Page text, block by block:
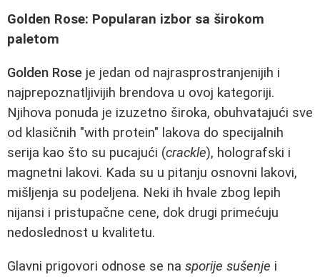
Golden Rose: Popularan izbor sa širokom
paletom
Golden Rose je jedan od najrasprostranjenijih i
najprepoznatljivijih brendova u ovoj kategoriji.
Njihova ponuda je izuzetno široka, obuhvatajući sve
od klasičnih "with protein" lakova do specijalnih
serija kao što su pucajući (crackle), holografski i
magnetni lakovi. Kada su u pitanju osnovni lakovi,
mišljenja su podeljena. Neki ih hvale zbog lepih
nijansi i pristupačne cene, dok drugi primećuju
nedoslednost u kvalitetu.
Glavni prigovori odnose se na sporije sušenje i